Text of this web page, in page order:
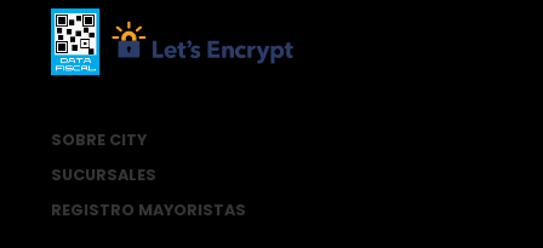
SOBRE CITY
SUCURSALES
REGISTRO MAYORISTAS